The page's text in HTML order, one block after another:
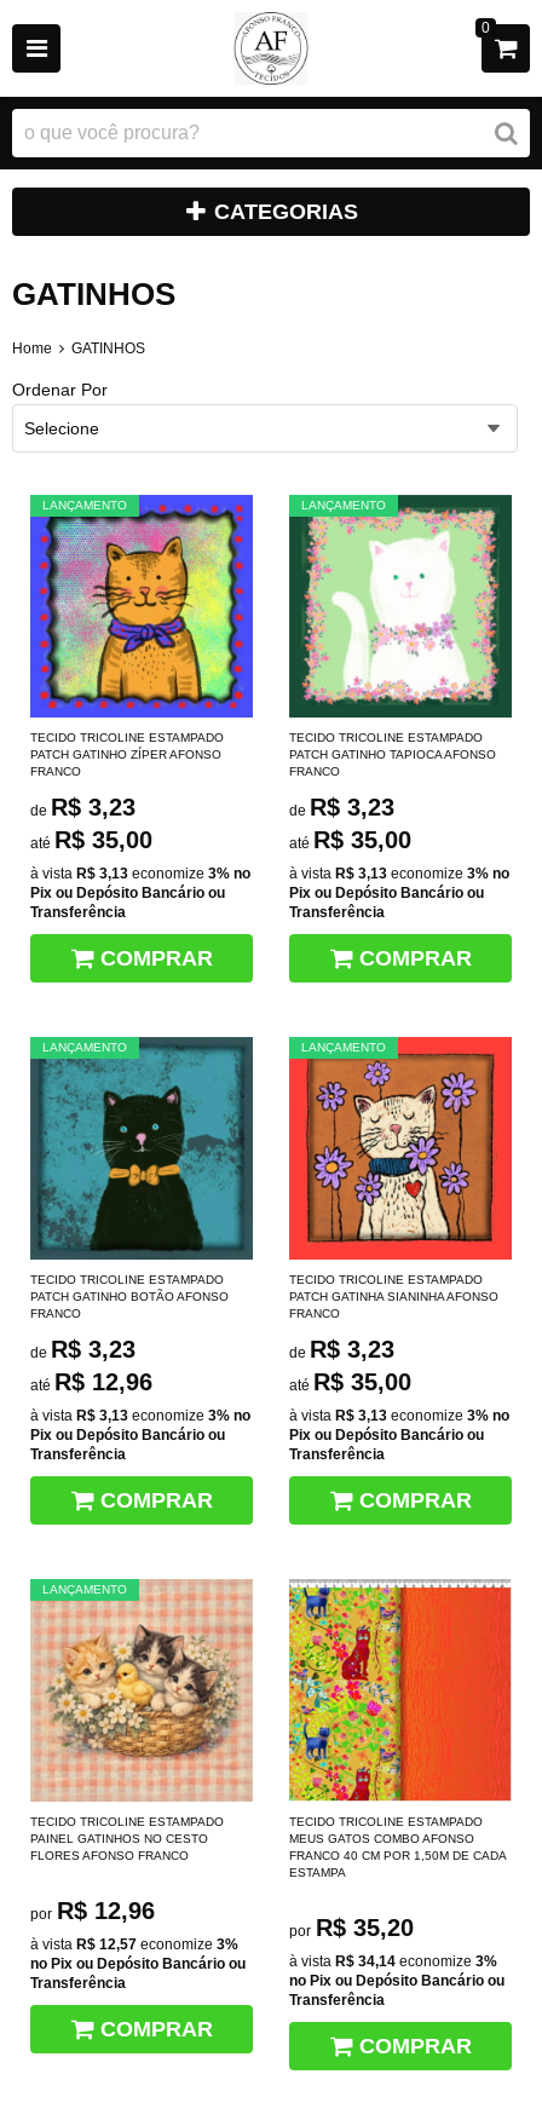
0
CATEGORIAS
GATINHOS
Home GATINHOS
Ordenar Por
Selecione
LANÇAMENTO
TECIDO TRICOLINE ESTAMPADO
PATCH GATINHO ZÍPER AFONSO
FRANCO
de R$ 3,23
até R$ 35,00
à vista R$ 3,13 economize 3% no
Pix ou Depósito Bancário ou
Transferência
COMPRAR
LANÇAMENTO
TECIDO TRICOLINE ESTAMPADO
PATCH GATINHO TAPIOCA AFONSO
FRANCO
de R$ 3,23
até R$ 35,00
à vista R$ 3,13 economize 3% no
Pix ou Depósito Bancário ou
Transferência
COMPRAR
LANÇAMENTO
TECIDO TRICOLINE ESTAMPADO
PATCH GATINHO BOTÃO AFONSO
FRANCO
de R$ 3,23
até R$ 12,96
à vista R$ 3,13 economize 3% no
Pix ou Depósito Bancário ou
Transferência
COMPRAR
LANÇAMENTO
TECIDO TRICOLINE ESTAMPADO
PATCH GATINHA SIANINHA AFONSO
FRANCO
de R$ 3,23
até R$ 35,00
à vista R$ 3,13 economize 3% no
Pix ou Depósito Bancário ou
Transferência
COMPRAR
LANÇAMENTO
TECIDO TRICOLINE ESTAMPADO
PAINEL GATINHOS NO CESTO
FLORES AFONSO FRANCO
por R$ 12,96
à vista R$ 12,57 economize 3%
no Pix ou Depósito Bancário ou
Transferência
COMPRAR
TECIDO TRICOLINE ESTAMPADO
MEUS GATOS COMBO AFONSO
FRANCO 40 CM POR 1,50M DE CADA
ESTAMPA
por R$ 35,20
à vista R$ 34,14 economize 3%
no Pix ou Depósito Bancário ou
Transferência
COMPRAR